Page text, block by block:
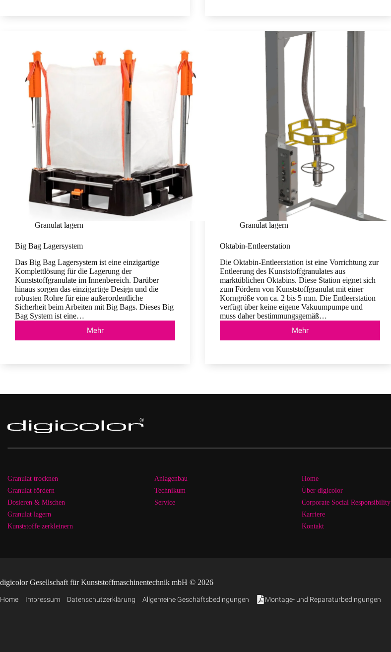
1250
Granulat lagern
Big Bag Lagersystem
Das Big Bag Lagersystem ist eine einzigartige
Komplettlösung für die Lagerung der
Kunststoffgranulate im Innenbereich. Darüber
hinaus sorgen das einzigartige Design und die
robusten Rohre für eine außerordentliche
Sicherheit beim Arbeiten mit Big Bags. Dieses Big
Bag System ist eine…
Mehr
Big
Bag
Granulat lagern
Oktabin-Entleerstation
Die Oktabin-Entleerstation ist eine Vorrichtung zur
Entleerung des Kunststoffgranulates aus
marktüblichen Oktabins. Diese Station eignet sich
zum Fördern von Kunststoffgranulat mit einer
Korngröße von ca. 2 bis 5 mm. Die Entleerstation
verfügt über keine eigene Vakuumpumpe und
muss daher bestimmungsgemäß…
Mehr
Oktabin-
Entleerstation
Granulat trocknen
Granulat fördern
Dosieren & Mischen
Granulat lagern
Kunststoffe zerkleinern
Anlagenbau
Technikum
Service
Home
Über digicolor
Corporate Social Responsibility
Karriere
Kontakt
digicolor Gesellschaft für Kunststoffmaschinentechnik mbH © 2026
Home Impressum Datenschutzerklärung Allgemeine Geschäftsbedingungen Montage- und Reparaturbedingungen